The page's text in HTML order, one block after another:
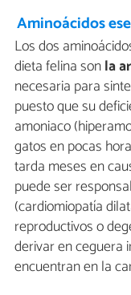
Aminoácidos
Los dos
dieta felina sonla
necesaria para
puesto que su
amoniaco
gatos en pocas
tarda meses en
puede ser
(cardiomiopatía
reproductivos o
derivar en ceguera
encuentran en la